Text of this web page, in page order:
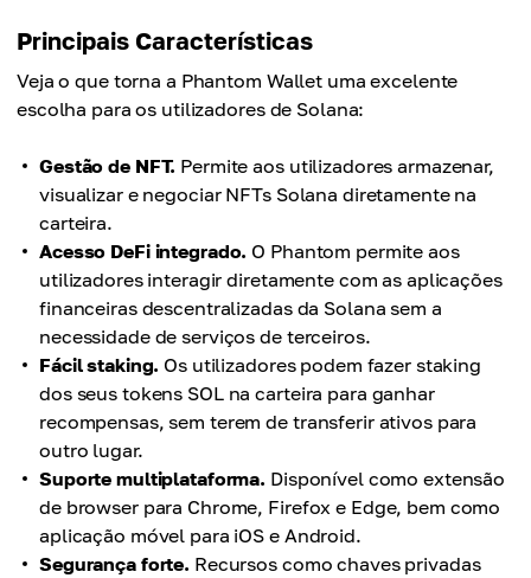
Principais Características
Veja o que torna a Phantom Wallet uma excelente
escolha para os utilizadores de Solana:
Gestão de NFT. Permite aos utilizadores armazenar,
visualizar e negociar NFTs Solana diretamente na
carteira.
Acesso DeFi integrado. O Phantom permite aos
utilizadores interagir diretamente com as aplicações
financeiras descentralizadas da Solana sem a
necessidade de serviços de terceiros.
Fácil staking. Os utilizadores podem fazer staking
dos seus tokens SOL na carteira para ganhar
recompensas, sem terem de transferir ativos para
outro lugar.
Suporte multiplataforma. Disponível como extensão
de browser para Chrome, Firefox e Edge, bem como
aplicação móvel para iOS e Android.
Segurança forte. Recursos como chaves privadas